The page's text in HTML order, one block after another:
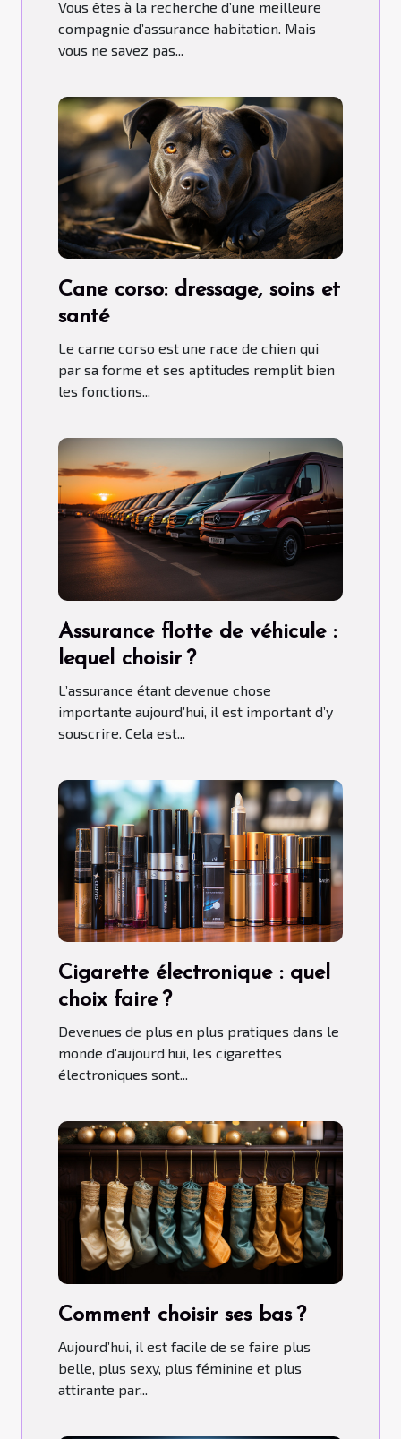
Vous êtes à la recherche d’une meilleure
compagnie d’assurance habitation. Mais
vous ne savez pas...
Cane corso: dressage, soins et
santé
Le carne corso est une race de chien qui
par sa forme et ses aptitudes remplit bien
les fonctions...
Assurance flotte de véhicule :
lequel choisir ?
L’assurance étant devenue chose
importante aujourd’hui, il est important d’y
souscrire. Cela est...
Cigarette électronique : quel
choix faire ?
Devenues de plus en plus pratiques dans le
monde d’aujourd’hui, les cigarettes
électroniques sont...
Comment choisir ses bas ?
Aujourd’hui, il est facile de se faire plus
belle, plus sexy, plus féminine et plus
attirante par...